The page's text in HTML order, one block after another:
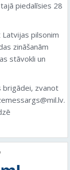
piedalīsies 28
pilsonim
zināšanām
stāvokli un
brigādei, zvanot